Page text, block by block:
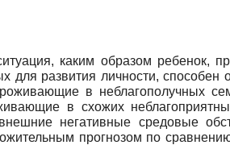
каким образом ребенок,
развития личности, способен
в неблагополучных
в схожих
негативные средовые
прогнозом по